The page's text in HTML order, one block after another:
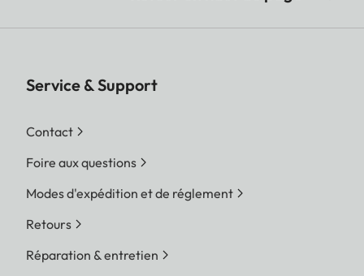
Service & Support
Contact
Foire aux questions
Modes d'expédition et de réglement
Retours
Réparation & entretien